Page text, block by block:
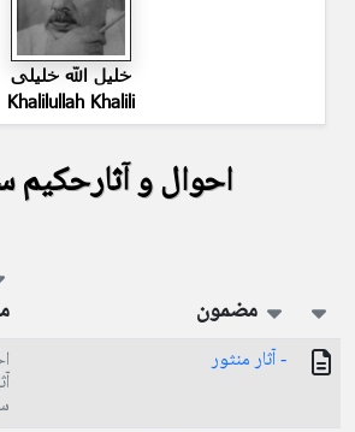
خلیل الله خلیلی
Khalilullah Khalili
احوال و آثارحکیم
مضمون
- آثار منثور